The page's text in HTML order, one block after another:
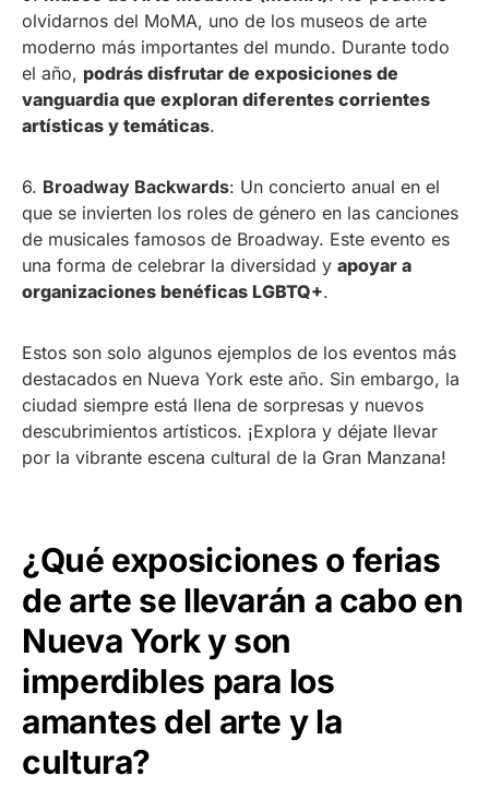
olvidarnos del MoMA, uno de los museos de arte
moderno más importantes del mundo. Durante todo
el año, podrás disfrutar de exposiciones de
vanguardia que exploran diferentes corrientes
artísticas y temáticas.
6. Broadway Backwards: Un concierto anual en el
que se invierten los roles de género en las canciones
de musicales famosos de Broadway. Este evento es
una forma de celebrar la diversidad y apoyar a
organizaciones benéficas LGBTQ+.
Estos son solo algunos ejemplos de los eventos más
destacados en Nueva York este año. Sin embargo, la
ciudad siempre está llena de sorpresas y nuevos
descubrimientos artísticos. ¡Explora y déjate llevar
por la vibrante escena cultural de la Gran Manzana!
¿Qué exposiciones o ferias
de arte se llevarán a cabo en
Nueva York y son
imperdibles para los
amantes del arte y la
cultura?